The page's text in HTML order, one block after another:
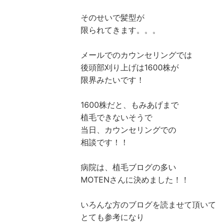
そのせいで髪型が
限られてきます。。。
メールでのカウンセリングでは
後頭部刈り上げは1600株が
限界みたいです！
1600株だと、もみあげまで
植毛できないそうで
当日、カウンセリングでの
相談です！！
病院は、植毛ブログの多い
MOTENさんに決めました！！
いろんな方のブログを読ませて頂いて
とても参考になり